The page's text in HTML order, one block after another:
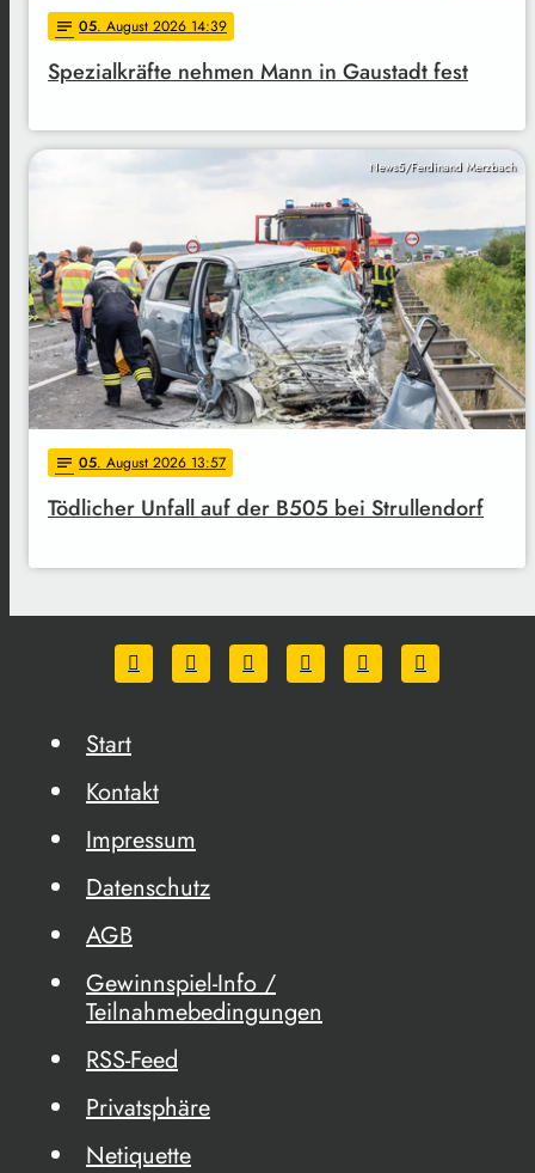
notes 05. August 2026 14:39
Spezialkräfte nehmen Mann in Gaustadt fest
News5/Ferdinand Merzbach
notes 05. August 2026 13:57
Tödlicher Unfall auf der B505 bei Strullendorf
Start
Kontakt
Impressum
Datenschutz
AGB
Gewinnspiel-Info /
Teilnahmebedingungen
RSS-Feed
Privatsphäre
Netiquette